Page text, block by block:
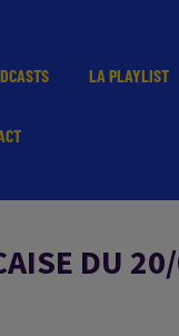
LA PLAYLIST
DU